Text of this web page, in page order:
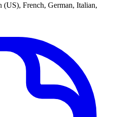
French, German, Italian,